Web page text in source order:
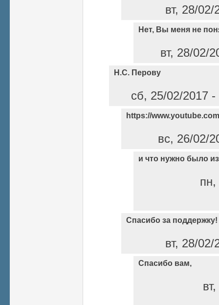
вт, 28/
Нет, Вы меня не
вт, 28/02/
Н.С. Перову
сб, 25/02/2017
https://
вс, 26/02/
и что нужно было
Спасибо за поддержку!
вт, 28/
Спасибо вам,